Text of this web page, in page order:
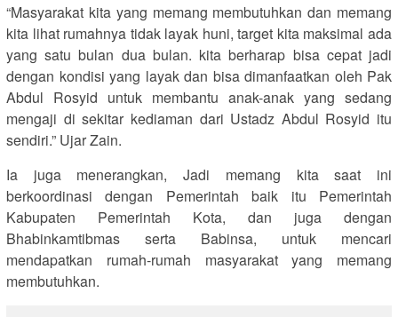
“Masyarakat kita yang memang membutuhkan dan memang
kita lihat rumahnya tidak layak huni, target kita maksimal ada
yang satu bulan dua bulan. kita berharap bisa cepat jadi
dengan kondisi yang layak dan bisa dimanfaatkan oleh Pak
Abdul Rosyid untuk membantu anak-anak yang sedang
mengaji di sekitar kediaman dari Ustadz Abdul Rosyid itu
sendiri.” Ujar Zain.
Ia juga menerangkan, Jadi memang kita saat ini
berkoordinasi dengan Pemerintah baik itu Pemerintah
Kabupaten Pemerintah Kota, dan juga dengan
Bhabinkamtibmas serta Babinsa, untuk mencari
mendapatkan rumah-rumah masyarakat yang memang
membutuhkan.